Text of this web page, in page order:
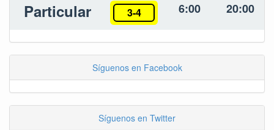
Particular 3-4 6:00 20:00
Síguenos en Facebook
Síguenos en Twitter